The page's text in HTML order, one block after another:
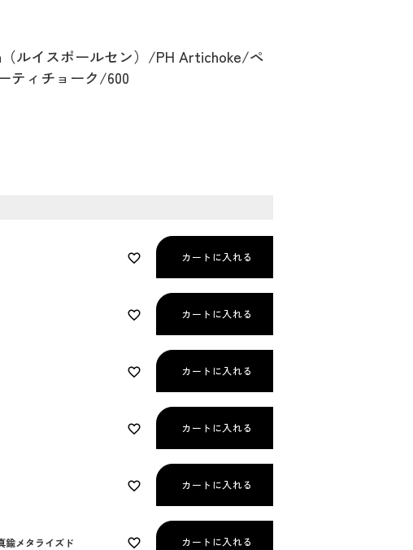
（ルイスポールセン）/PH Artichoke/ペ
ティチョーク/600
カートに入れる
カートに入れる
カートに入れる
カートに入れる
カートに入れる
鍮メタライズド カートに入れる